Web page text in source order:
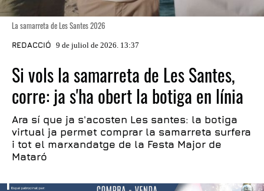
La samarreta de Les Santes 2026
REDACCIÓ 9 de juliol de 2026. 13:37
Si vols la samarreta de Les Santes,
corre: ja s'ha obert la botiga en línia
Ara sí que ja s'acosten Les santes: la botiga
virtual ja permet comprar la samarreta surfera
i tot el marxandatge de la Festa Major de
Mataró